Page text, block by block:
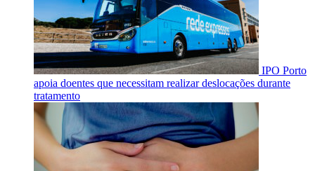
IPO Porto
apoia doentes que necessitam realizar deslocações durante
tratamento